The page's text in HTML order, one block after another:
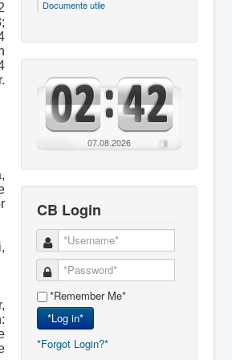
Documente utile
07.08.2026
CB Login
*Remember Me*
*Log in*
*Forgot Login?*